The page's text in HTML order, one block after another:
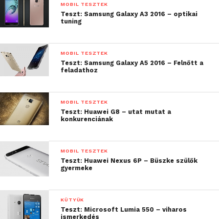
MOBIL TESZTEK
Teszt: Samsung Galaxy A3 2016 – optikai
tuning
MOBIL TESZTEK
Teszt: Samsung Galaxy A5 2016 – Felnőtt a
feladathoz
MOBIL TESZTEK
Teszt: Huawei G8 – utat mutat a
konkurenciának
MOBIL TESZTEK
Teszt: Huawei Nexus 6P – Büszke szülők
gyermeke
KÜTYÜK
Teszt: Microsoft Lumia 550 – viharos
ismerkedés